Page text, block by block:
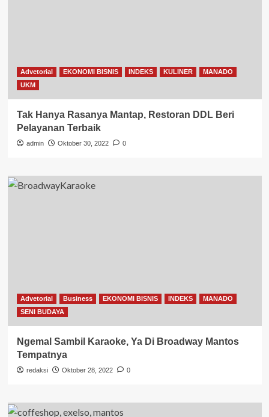
Advetorial EKONOMI BISNIS INDEKS KULINER
MANADO
UKM
Tak Hanya Rasanya Mantap, Restoran DDL Beri
Pelayanan Terbaik
admin Oktober 30, 2022 0
Advetorial Business EKONOMI BISNIS INDEKS
MANADO
SENI BUDAYA
Ngemal Sambil Karaoke, Ya Di Broadway Mantos
Tempatnya
redaksi Oktober 28, 2022 0